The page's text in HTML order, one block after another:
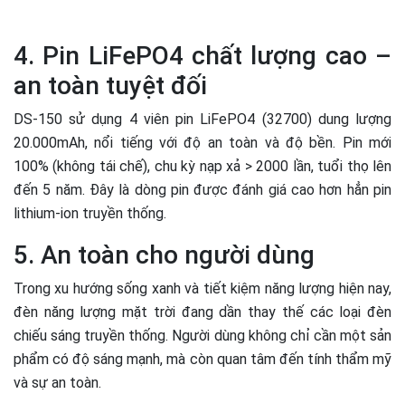
4. Pin LiFePO4 chất lượng cao –
an toàn tuyệt đối
DS-150 sử dụng 4 viên pin LiFePO4 (32700) dung lượng
20.000mAh, nổi tiếng với độ an toàn và độ bền. Pin mới
100% (không tái chế), chu kỳ nạp xả > 2000 lần, tuổi thọ lên
đến 5 năm. Đây là dòng pin được đánh giá cao hơn hẳn pin
lithium-ion truyền thống.
5. An toàn cho người dùng
Trong xu hướng sống xanh và tiết kiệm năng lượng hiện nay,
đèn năng lượng mặt trời đang dần thay thế các loại đèn
chiếu sáng truyền thống. Người dùng không chỉ cần một sản
phẩm có độ sáng mạnh, mà còn quan tâm đến tính thẩm mỹ
và sự an toàn.